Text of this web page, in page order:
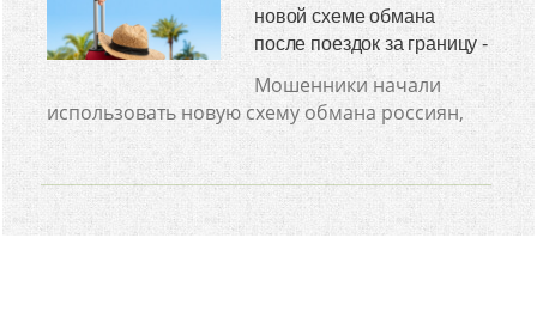
новой схеме обмана
после поездок за границу -
Мошенники начали
использовать новую схему обмана россиян,